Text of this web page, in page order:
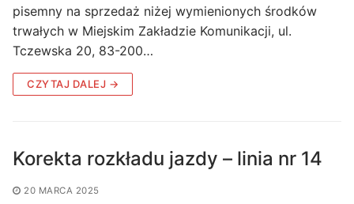
pisemny na sprzedaż niżej wymienionych środków
trwałych w Miejskim Zakładzie Komunikacji, ul.
Tczewska 20, 83-200…
CZYTAJ DALEJ →
Korekta rozkładu jazdy – linia nr 14
20 MARCA 2025